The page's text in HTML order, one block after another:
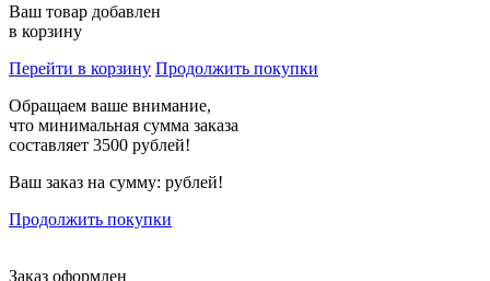
Ваш товар добавлен
в корзину
Перейти в корзину Продолжить покупки
Обращаем ваше внимание,
что минимальная сумма заказа
составляет 3500 рублей!
Ваш заказ на сумму: рублей!
Продолжить покупки
Заказ оформлен